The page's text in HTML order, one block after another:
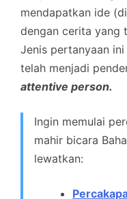
mendapatkan ide
dengan cerita yang
Jenis pertanyaan
telah menjadi
attentive person.
Ingin memulai
mahir bicara
lewatkan: